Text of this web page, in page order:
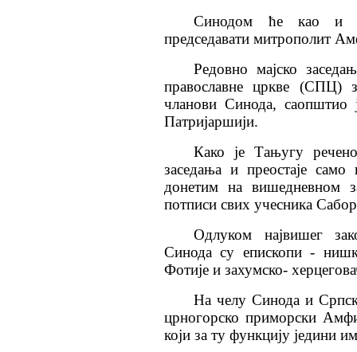
Синодом ће као и
председавати митрополит
Редовно мајско
православне цркве (СПЦ)
чланови Синода, саопштио
Патријаршији.
Како је Тањугу
заседања и преостаје
донетим на вишедневном
потписи свих учесника
Одлуком највишег
Синода су епископи -
Фотије и захумско-
На челу Синода и
црногорско приморски
који за ту функцију једини